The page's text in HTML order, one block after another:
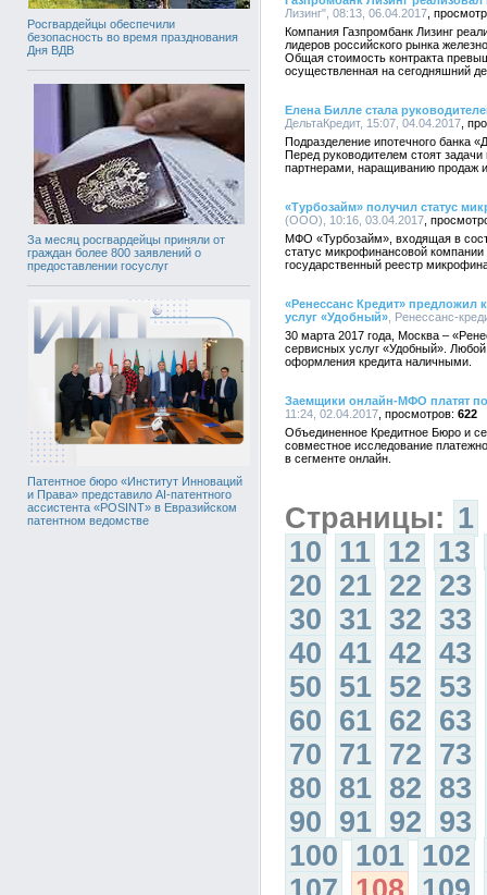
Росгвардейцы обеспечили
безопасность во время празднования
Дня ВДВ
За месяц росгвардейцы приняли от
граждан более 800 заявлений о
предоставлении госуслуг
Патентное бюро «Институт Инноваций
и Права» представило AI-патентного
ассистента «POSINT» в Евразийском
патентном ведомстве
Лизинг", 08:13, 06.04.2017
Компания Газпромбанк Лизинг
лидеров российского рынка
Общая стоимость контракта
осуществленная на сегодняшний
Елена Билле стала
ДельтаКредит, 15:07, 04.04.2017
Подразделение ипотечного банка
Перед руководителем стоят
партнерами, наращиванию продаж
«Турбозайм» получил статус
(ООО), 10:16, 03.04.2017
МФО «Турбозайм», входящая в
статус микрофинансовой
государственный реестр
«Ренессанс Кредит» предложил
услуг «Удобный» , Ренессанс-
30 марта 2017 года, Москва –
сервисных услуг «Удобный».
оформления кредита наличными.
Заемщики онлайн-МФО платят
11:24, 02.04.2017
622
Объединенное Кредитное Бюро и
совместное исследование
в сегменте онлайн.
Страницы: 1
10 11 12 13
20 21 22 23
30 31 32 33
40 41 42 43
50 51 52 53
60 61 62 63
70 71 72 73
80 81 82 83
90 91 92 93
100 101 102